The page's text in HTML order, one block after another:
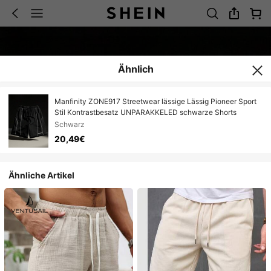
Ähnlich
Manfinity ZONE917 Streetwear lässige Lässig Pioneer Sport
Stil Kontrastbesatz UNPARAKKELED schwarze Shorts
Schwarz
20,49€
Ähnliche Artikel